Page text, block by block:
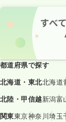
都道府県で探す
北海道・東北北海道
北陸・甲信越新潟富
関東東京神奈川埼玉